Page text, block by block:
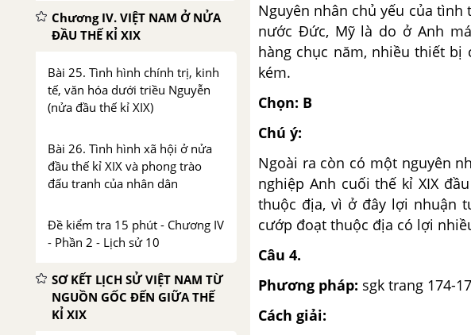
Chương IV. VIỆT NAM Ở NỬA
ĐẦU THẾ KỈ XIX
Bài 25. Tình hình chính trị, kinh
tế, văn hóa dưới triều Nguyễn
(nửa đầu thế kỉ XIX)
Bài 26. Tình hình xã hội ở nửa
đầu thế kỉ XIX và phong trào
đấu tranh của nhân dân
Đề kiểm tra 15 phút - Chương IV
- Phần 2 - Lịch sử 10
SƠ KẾT LỊCH SỬ VIỆT NAM TỪ
NGUỒN GỐC ĐẾN GIỮA THẾ
KỈ XIX
Nguyên nhân chủ yếu của tình
nước Đức, Mỹ là do ở Anh
hàng chục năm, nhiều thiết
kém.
Chọn: B
Chú ý:
Ngoài ra còn có một nguyên
nghiệp Anh cuối thế kỉ XIX
thuộc địa, vì ở đây lợi nhuận
cướp đoạt thuộc địa có lợi
Câu 4.
Phương pháp: sgk trang 174-
Cách giải: